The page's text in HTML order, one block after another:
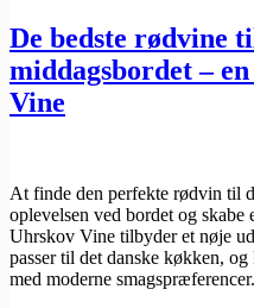
De bedste rødvine
middagsbordet –
Vine
At finde den perfekte rødvin til
oplevelsen ved bordet og skabe
Uhrskov Vine tilbyder et nøje
passer til det danske køkken,
med moderne